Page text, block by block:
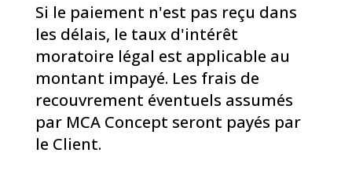
Si le paiement n'est pas reçu dans
les délais, le taux d'intérêt
moratoire légal est applicable au
montant impayé. Les frais de
recouvrement éventuels assumés
par MCA Concept seront payés par
le Client.